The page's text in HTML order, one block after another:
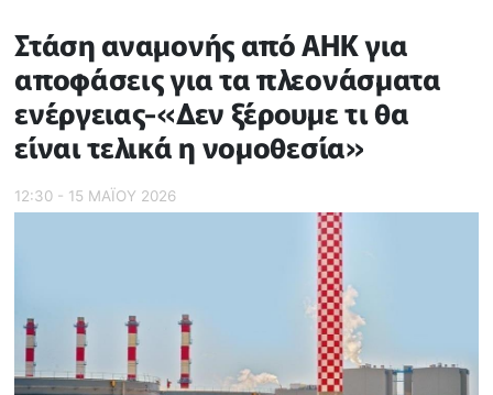
Στάση αναμονής από ΑΗΚ για
αποφάσεις για τα πλεονάσματα
ενέργειας-«Δεν ξέρουμε τι θα
είναι τελικά η νομοθεσία»
12:30 - 15 ΜΑΪ́ΟΥ 2026